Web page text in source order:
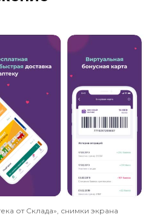
от Склада», снимки экрана